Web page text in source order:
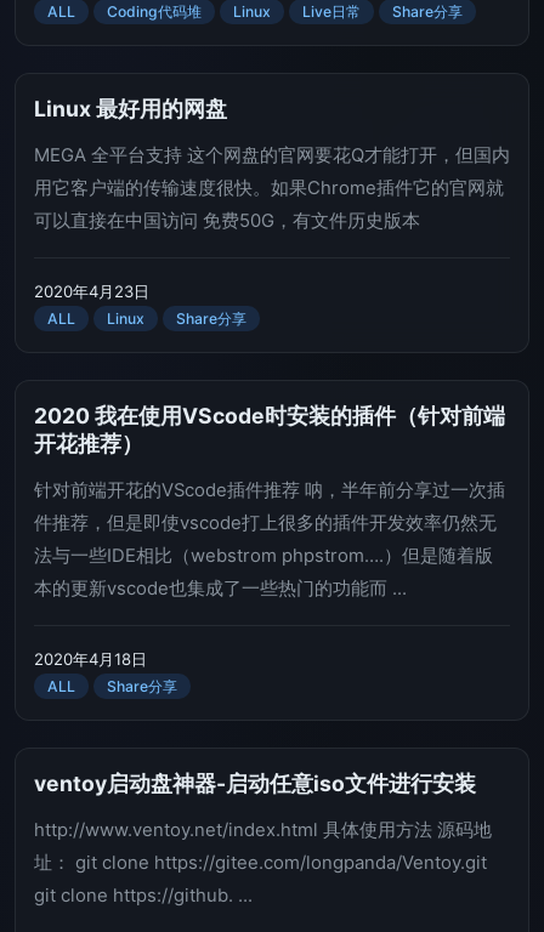
ALL Coding代码堆 Linux Live日常 Share分享
Linux 最好用的网盘
MEGA 全平台支持 这个网盘的官网要花Q才能打开，但国内
用它客户端的传输速度很快。如果Chrome插件它的官网就
可以直接在中国访问 免费50G，有文件历史版本
2020年4月23日
ALL Linux Share分享
2020 我在使用VScode时安装的插件（针对前端
开花推荐）
针对前端开花的VScode插件推荐 呐，半年前分享过一次插
件推荐，但是即使vscode打上很多的插件开发效率仍然无
法与一些IDE相比（webstrom phpstrom….）但是随着版
本的更新vscode也集成了一些热门的功能而 ...
2020年4月18日
ALL Share分享
ventoy启动盘神器-启动任意iso文件进行安装
http://www.ventoy.net/index.html 具体使用方法 源码地
址： git clone https://gitee.com/longpanda/Ventoy.git
git clone https://github. ...